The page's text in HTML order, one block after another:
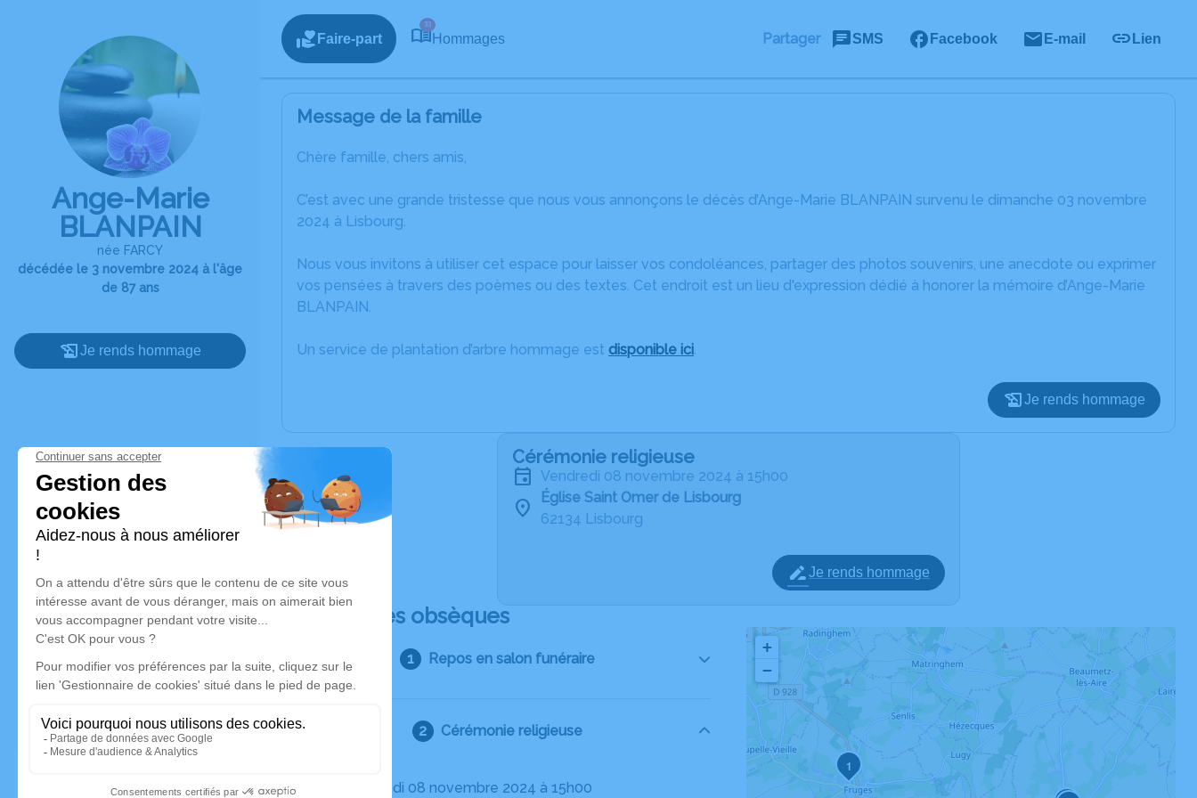
Ange-Marie
BLANPAIN
née FARCY
décédée le 3 novembre 2024 à l'âge
de 87 ans
Je rends hommage
Faire-part
33
Hommages Partager SMS Facebook E-mail Lien
Message de la famille
Chère famille, chers amis,
C’est avec une grande tristesse que nous vous annonçons le décès d’Ange-Marie BLANPAIN survenu le dimanche 03 novembre
2024 à Lisbourg.
Nous vous invitons à utiliser cet espace pour laisser vos condoléances, partager des photos souvenirs, une anecdote ou exprimer
vos pensées à travers des poèmes ou des textes. Cet endroit est un lieu d'expression dédié à honorer la mémoire d’Ange-Marie
BLANPAIN.
Un service de plantation d’arbre hommage est disponible ici.
Je rends hommage
Cérémonie religieuse
vendredi 08 novembre 2024 à 15h00
Église Saint Omer de Lisbourg
62134 Lisbourg
Je rends hommage
Déroulé des obsèques
Repos en salon funéraire
Cérémonie religieuse
Le vendredi 08 novembre 2024 à 15h00
1
+
−